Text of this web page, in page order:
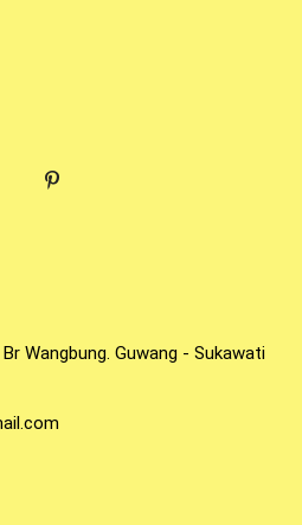
Wangbung. Guwang - Sukawati